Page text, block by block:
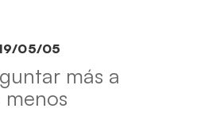
05/05
más a
menos